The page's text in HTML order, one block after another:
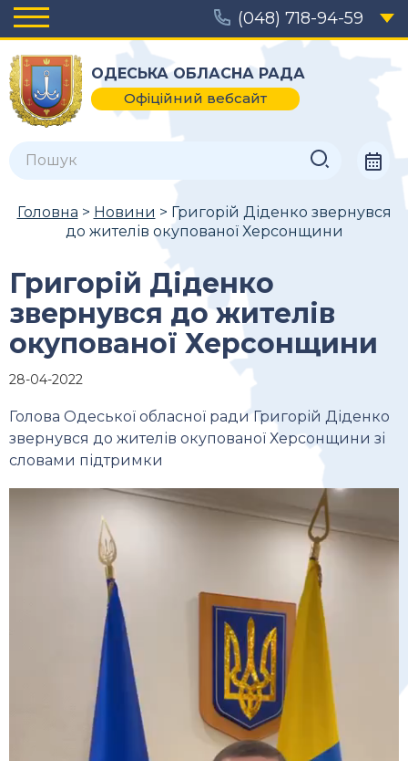
(048) 718-94-59
ОДЕСЬКА ОБЛАСНА РАДА
Офіційний вебсайт
Головна > Новини > Григорій Діденко звернувся
до жителів окупованої Херсонщини
Григорій Діденко
звернувся до жителів
окупованої Херсонщини
28-04-2022
Голова Одеської обласної ради Григорій Діденко
звернувся до жителів окупованої Херсонщини зі
словами підтримки